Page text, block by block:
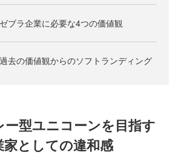
ゼブラ企業に必要な4つの価値観
過去の価値観からのソフトランディング
型ユニコーンを目指す
としての違和感